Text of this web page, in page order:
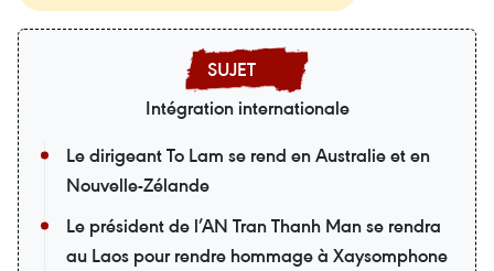
Intégration internationale
Le dirigeant To Lam se rend en Australie et en
Nouvelle-Zélande
Le président de l’AN Tran Thanh Man se rendra
au Laos pour rendre hommage à Xaysomphone